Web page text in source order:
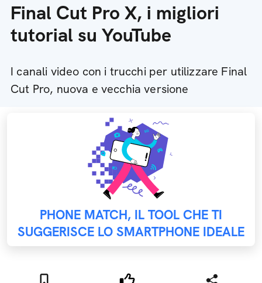
Final Cut Pro X, i migliori
tutorial su YouTube
I canali video con i trucchi per utilizzare Final
Cut Pro, nuova e vecchia versione
PHONE MATCH, IL TOOL CHE TI
SUGGERISCE LO SMARTPHONE IDEALE